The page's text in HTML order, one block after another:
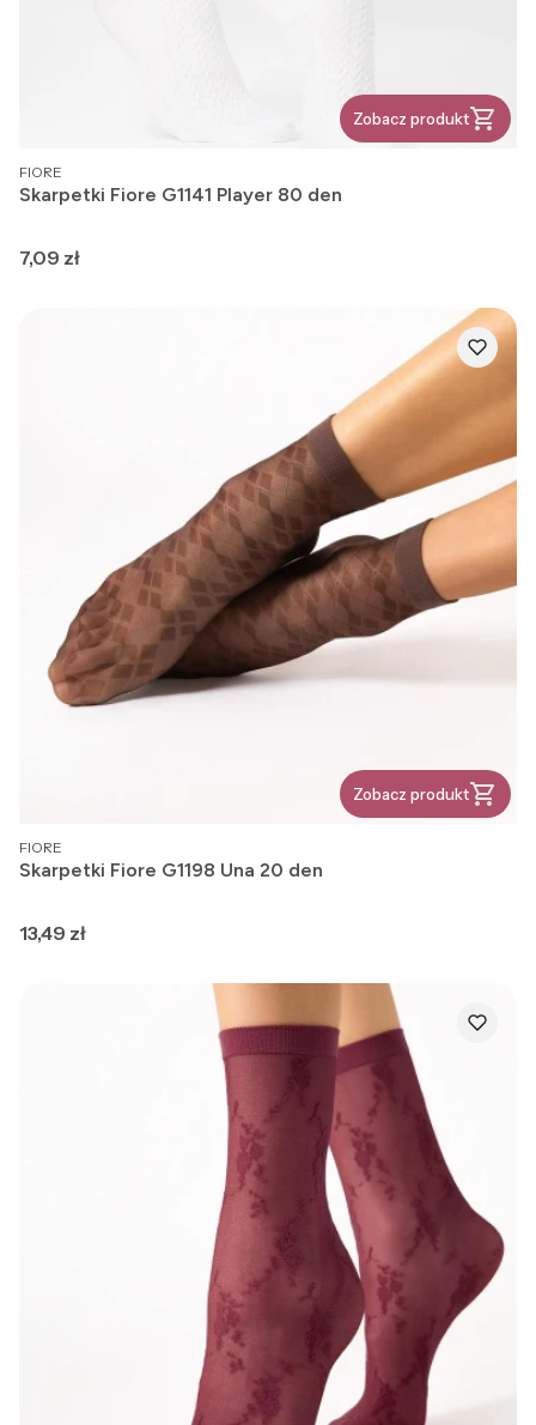
Zobacz produkt
PRODUCENT
FIORE
Skarpetki Fiore G1141 Player 80 den
Cena
7,09 zł
Zobacz produkt
PRODUCENT
FIORE
Skarpetki Fiore G1198 Una 20 den
Cena
13,49 zł